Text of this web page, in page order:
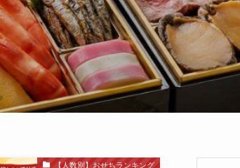
【人数別】おせちランキング